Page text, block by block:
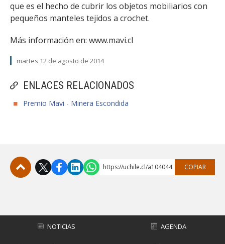
ENLACES RELACIONADOS
Premio Mavi - Minera Escondida
que es el hecho de cubrir los objetos mobiliarios con
pequeños manteles tejidos a crochet.
Más información en: www.mavi.cl
martes 12 de agosto de 2014
https://uchile.cl/a104044 COPIAR
NOTICIAS AGENDA